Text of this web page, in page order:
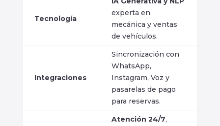
Tecnología
experta en
mecánica y ventas
de vehículos.
Integraciones
Sincronización con
WhatsApp,
Instagram, Voz y
pasarelas de pago
para reservas.
Atención 24/7,